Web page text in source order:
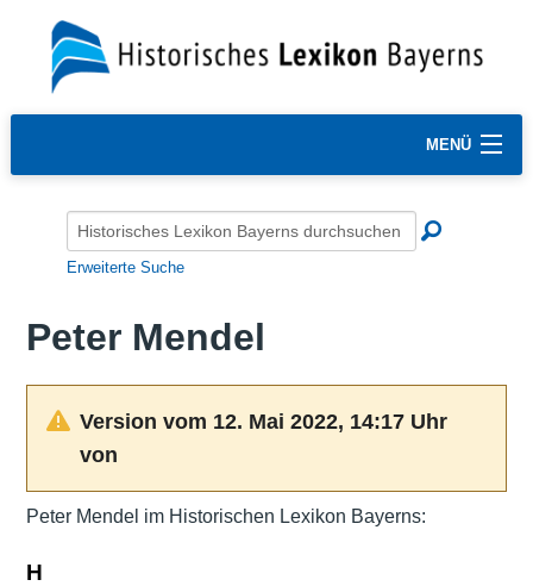
MENÜ
Erweiterte Suche
Peter Mendel
Version vom 12. Mai 2022, 14:17 Uhr
von
Peter Mendel im Historischen Lexikon Bayerns:
H